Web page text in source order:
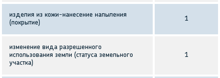
изделия из кожи-нанесение напыления
(покрытие)
1
изменение вида разрешенного
использования земли (статуса земельного
участка)
1